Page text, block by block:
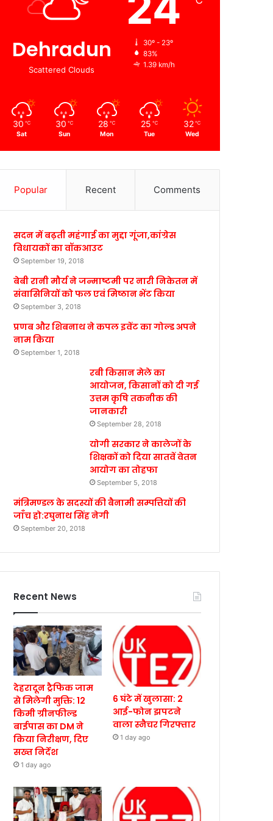
Dehradun
Scattered Clouds
30º - 23º
83%
1.39 km/h
30 ℃
Sat
30 ℃
Sun
28 ℃
Mon
25 ℃
Tue
32 ℃
Wed
Popular Recent Comments
सदन में बढ़ती महंगाई का मुद्दा गूंजा,कांग्रेस
विधायकों का वॉकआउट
September 19, 2018
बेबी रानी मौर्य ने जन्माष्टमी पर नारी निकेतन में
संवासिनियों को फल एवं मिष्ठान भेंट किया
September 3, 2018
प्रणब और शिबनाथ ने कपल इवेंट का गोल्ड अपने
नाम किया
September 1, 2018
रबी किसान मेले का
आयोजन, किसानों को दी गई
उत्तम कृषि तकनीक की
जानकारी
September 28, 2018
योगी सरकार ने कालेजों के
शिक्षकों को दिया सातवें वेतन
आयोग का तोहफा
September 5, 2018
मंत्रिमण्डल के सदस्यों की बैनामी सम्पत्तियों की
जाँच हो:रघुनाथ सिंह नेगी
September 20, 2018
Recent News
देहरादून ट्रैफिक जाम
से मिलेगी मुक्ति: 12
किमी ग्रीनफील्ड
बाईपास का DM ने
किया निरीक्षण, दिए
सख्त निर्देश
1 day ago
6 घंटे में खुलासा: 2
आई-फोन झपटने
वाला स्नैचर गिरफ्तार
1 day ago